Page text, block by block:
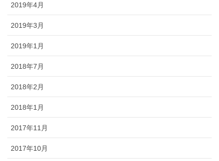
2019年4月
2019年3月
2019年1月
2018年7月
2018年2月
2018年1月
2017年11月
2017年10月